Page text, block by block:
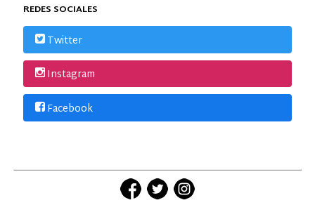
REDES SOCIALES
Twitter
Instagram
Facebook